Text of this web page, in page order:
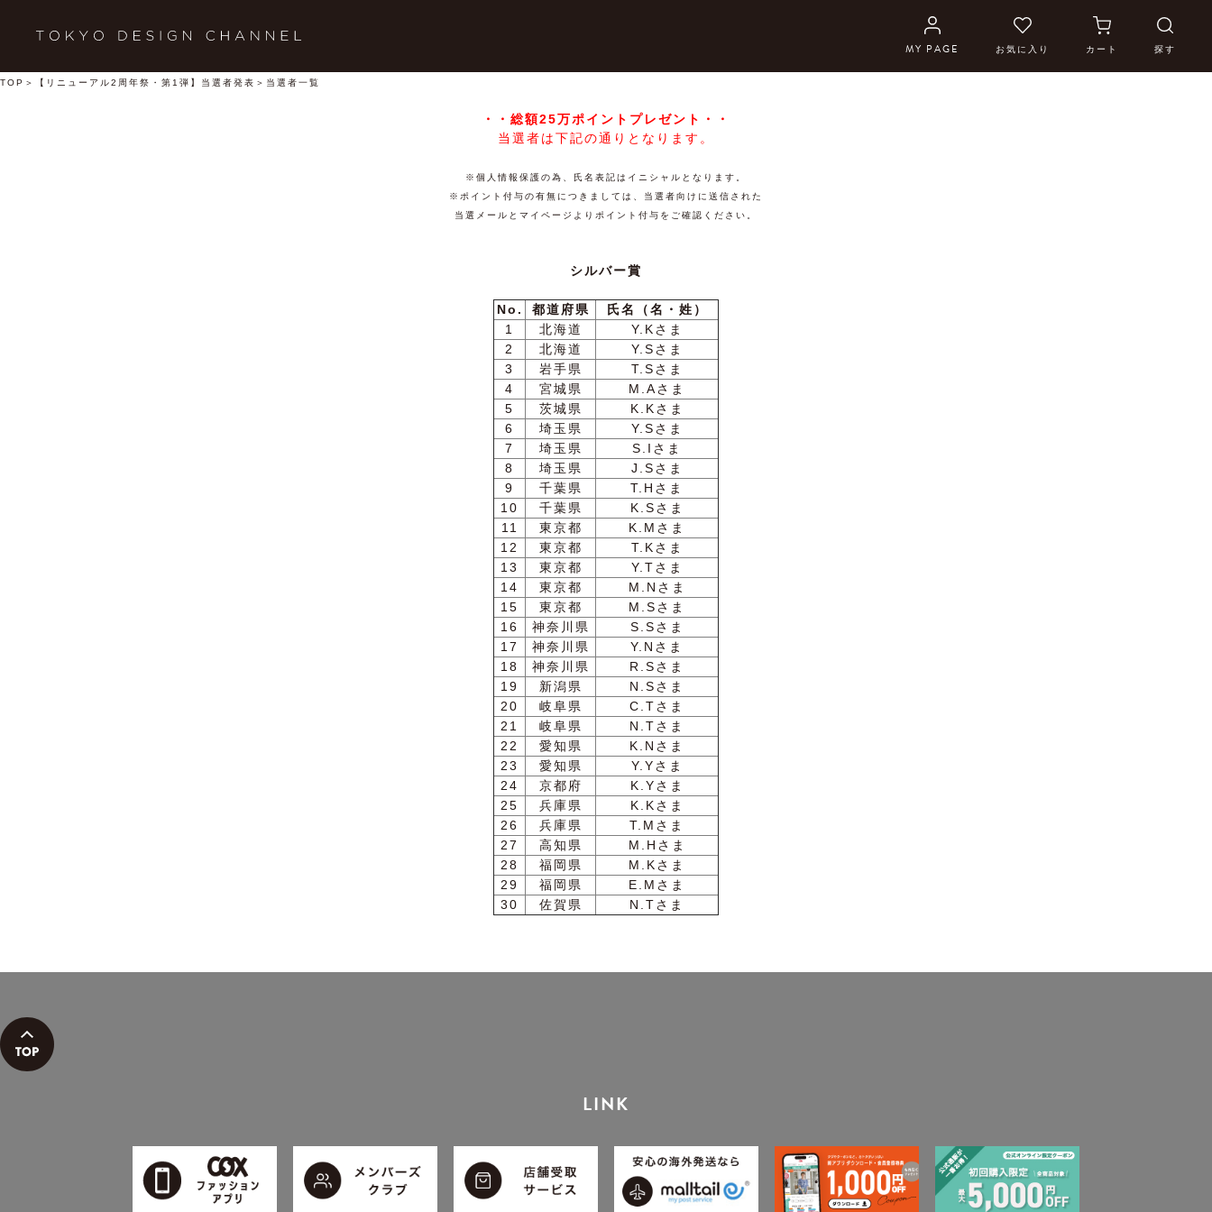
MY PAGE お気に入り カート 探す
TOP ＞ 【リニューアル2周年祭・第1弾】当選者発表 ＞当選者一覧
・・総額25万ポイントプレゼント・・
当選者は下記の通りとなります。
※個人情報保護の為、氏名表記はイニシャルとなります。
※ポイント付与の有無につきましては、当選者向けに送信された
当選メールとマイページよりポイント付与をご確認ください。
シルバー賞
No. 都道府県
氏名（名・姓）
1
北海道
Y.Kさま
2
北海道
Y.Sさま
3
岩手県
T.Sさま
4
宮城県
M.Aさま
5
茨城県
K.Kさま
6
埼玉県
Y.Sさま
7
埼玉県
S.Iさま
8
埼玉県
J.Sさま
9
千葉県
T.Hさま
10
千葉県
K.Sさま
11
東京都
K.Mさま
12
東京都
T.Kさま
13
東京都
Y.Tさま
14
東京都
M.Nさま
15
東京都
M.Sさま
16
神奈川県
S.Sさま
17
神奈川県
Y.Nさま
18
神奈川県
R.Sさま
19
新潟県
N.Sさま
20
岐阜県
C.Tさま
21
岐阜県
N.Tさま
22
愛知県
K.Nさま
23
愛知県
Y.Yさま
24
京都府
K.Yさま
25
兵庫県
K.Kさま
26
兵庫県
T.Mさま
27
高知県
M.Hさま
28
福岡県
M.Kさま
29
福岡県
E.Mさま
30
佐賀県 N.Tさま
LINK